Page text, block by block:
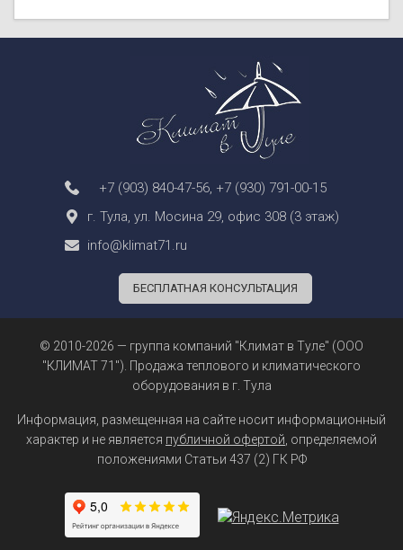
+7 (903) 840-47-56 +7 (930) 791-00-15
г. Тула, ул. Мосина 29, офис 308 (3 этаж)
info@klimat71.ru
БЕСПЛАТНАЯ КОНСУЛЬТАЦИЯ
© 2010-2026 — группа компаний "Климат в Туле" (ООО
"КЛИМАТ 71"). Продажа теплового и климатического
оборудования в г. Тула
Информация, размещенная на сайте носит информационный
характер и не является публичной офертой , определяемой
положениями Статьи 437 (2) ГК РФ